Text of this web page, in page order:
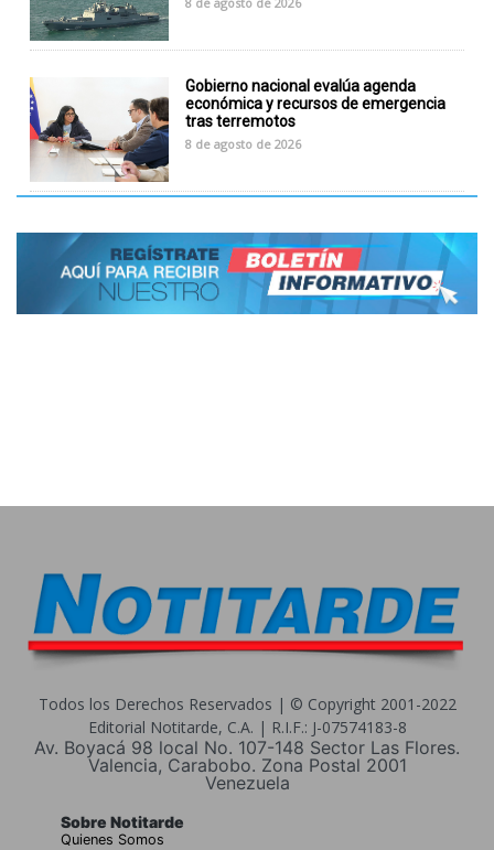
Gobierno nacional evalúa agenda
económica y recursos de emergencia
tras terremotos
8 de agosto de 2026
Todos los Derechos Reservados | © Copyright 2001-2022
Editorial Notitarde, C.A. | R.I.F.: J-07574183-8
Av. Boyacá 98 local No. 107-148 Sector Las Flores.
Valencia, Carabobo. Zona Postal 2001
Venezuela
Sobre Notitarde
Quienes Somos